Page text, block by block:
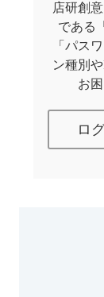
店研創
である
「パス
ン種別
お
ロ